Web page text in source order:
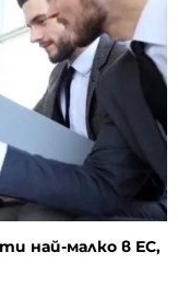
най-малко в ЕС,